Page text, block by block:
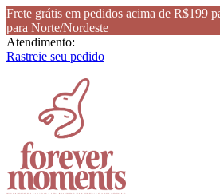
Frete grátis em pedidos acima de R$199
para Norte/Nordeste
Atendimento:
Rastreie seu pedido